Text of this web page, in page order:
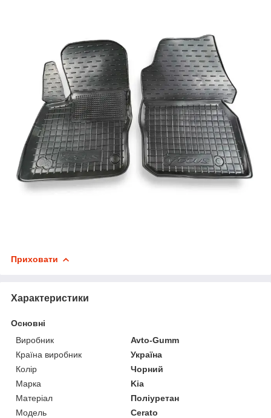
Приховати
Характеристики
Основні
Виробник
Avto-Gumm
Країна виробник
Україна
Колір
Чорний
Марка
Kia
Матеріал
Поліуретан
Модель
Cerato